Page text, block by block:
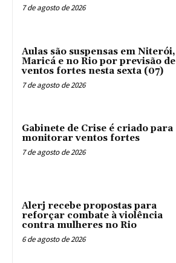
7 de agosto de 2026
Aulas são suspensas em Niterói,
Maricá e no Rio por previsão de
ventos fortes nesta sexta (07)
7 de agosto de 2026
Gabinete de Crise é criado para
monitorar ventos fortes
7 de agosto de 2026
Alerj recebe propostas para
reforçar combate à violência
contra mulheres no Rio
6 de agosto de 2026